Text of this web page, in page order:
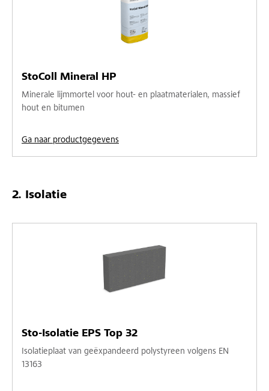
StoColl Mineral HP
Minerale lijmmortel voor hout- en plaatmaterialen, massief
hout en bitumen
Ga naar productgegevens
Isolatie
Sto-Isolatie EPS Top 32
Isolatieplaat van geëxpandeerd polystyreen volgens EN
13163